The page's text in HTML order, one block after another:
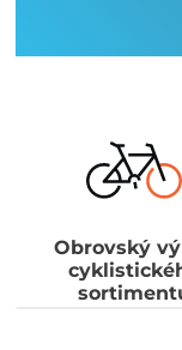
Obrovský